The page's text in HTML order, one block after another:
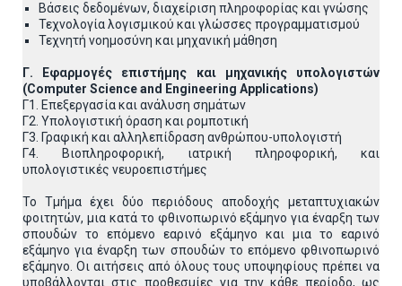
Βάσεις δεδομένων, διαχείριση πληροφορίας και γνώσης
Τεχνολογία λογισμικού και γλώσσες προγραμματισμού
Τεχνητή νοημοσύνη και μηχανική μάθηση
Γ. Εφαρμογές επιστήμης και μηχανικής υπολογιστών
(Computer Scienceand Engineering Applications)
Γ1. Επεξεργασία και ανάλυση σημάτων
Γ2. Υπολογιστική όραση και ρομποτική
Γ3. Γραφική και αλληλεπίδραση ανθρώπου-υπολογιστή
Γ4. Βιοπληροφορική, ιατρική πληροφορική, και
υπολογιστικές νευροεπιστήμες
Το Τμήμα έχει δύο περιόδους αποδοχής μεταπτυχιακών
φοιτητών, μια κατά το φθινοπωρινό εξάμηνο για έναρξη των
σπουδών το επόμενο εαρινό εξάμηνο και μια το εαρινό
εξάμηνο για έναρξη των σπουδών το επόμενο φθινοπωρινό
εξάμηνο. Οι αιτήσεις από όλους τους υποψηφίους πρέπει να
υποβάλλονται στις προθεσμίες για την κάθε περίοδο, ως